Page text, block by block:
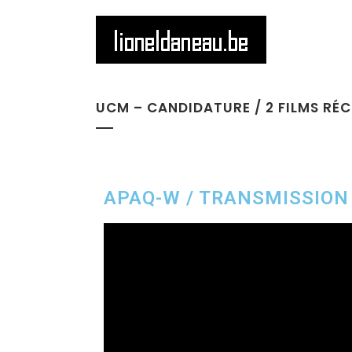
UCM – CANDIDATURE / 2 FILMS
APAQ-W / TRANSMISSION